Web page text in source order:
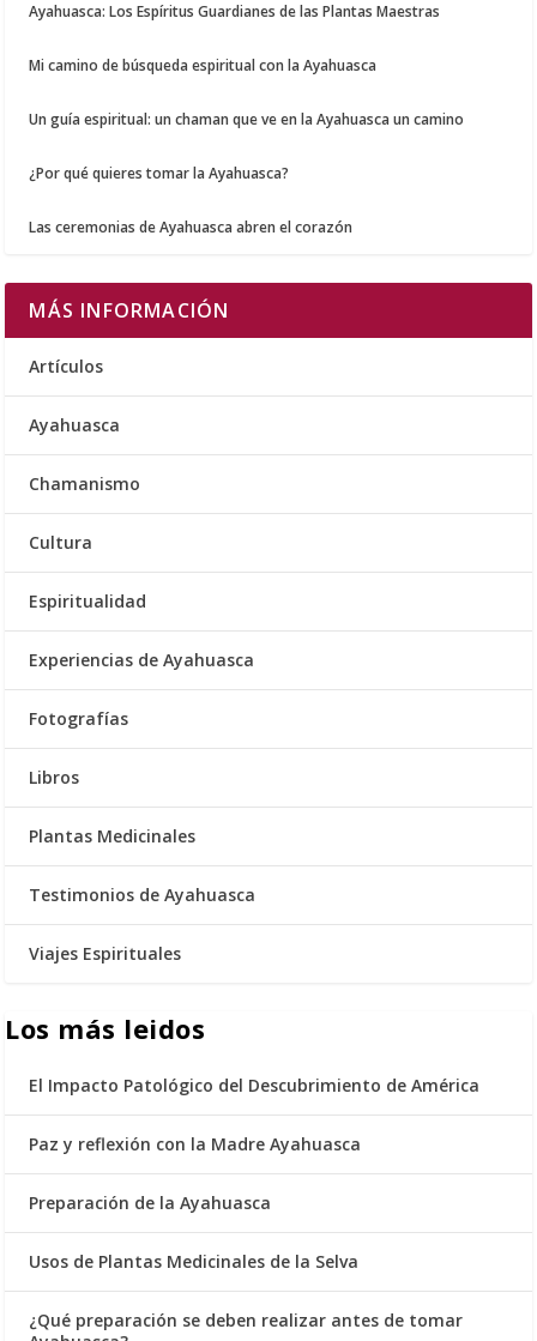
Ayahuasca: Los Espíritus Guardianes de las Plantas Maestras
Mi camino de búsqueda espiritual con la Ayahuasca
Un guía espiritual: un chaman que ve en la Ayahuasca un camino
¿Por qué quieres tomar la Ayahuasca?
Las ceremonias de Ayahuasca abren el corazón
MÁS INFORMACIÓN
Artículos
Ayahuasca
Chamanismo
Cultura
Espiritualidad
Experiencias de Ayahuasca
Fotografías
Libros
Plantas Medicinales
Testimonios de Ayahuasca
Viajes Espirituales
Los más leidos
El Impacto Patológico del Descubrimiento de América
Paz y reflexión con la Madre Ayahuasca
Preparación de la Ayahuasca
Usos de Plantas Medicinales de la Selva
¿Qué preparación se deben realizar antes de tomar